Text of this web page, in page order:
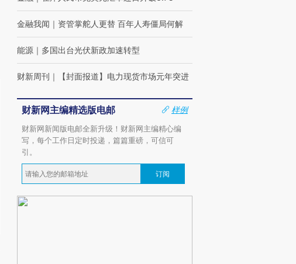
金融我闻 ｜ 资管掌舵人更替 百年人寿僵局何解
能源 ｜ 多国出台光伏新政加速转型
财新周刊 ｜ 【封面报道】电力现货市场元年突进
财新网主编精选版电邮
样例
财新网新闻版电邮全新升级！财新网主编精心编
写，每个工作日定时投递，篇篇重磅，可信可
引。
订阅